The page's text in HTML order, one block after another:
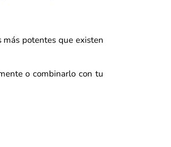
potentes que existen
o combinarlo con tu